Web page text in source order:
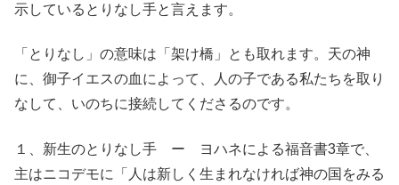
示しているとりなし手と言えます。
「とりなし」の意味は「架け橋」とも取れます。天の神
に、御子イエスの血によって、人の子である私たちを取り
なして、いのちに接続してくださるのです。
１、新生のとりなし手 ー ヨハネによる福音書3章で、
主はニコデモに「人は新しく生まれなければ神の国をみる